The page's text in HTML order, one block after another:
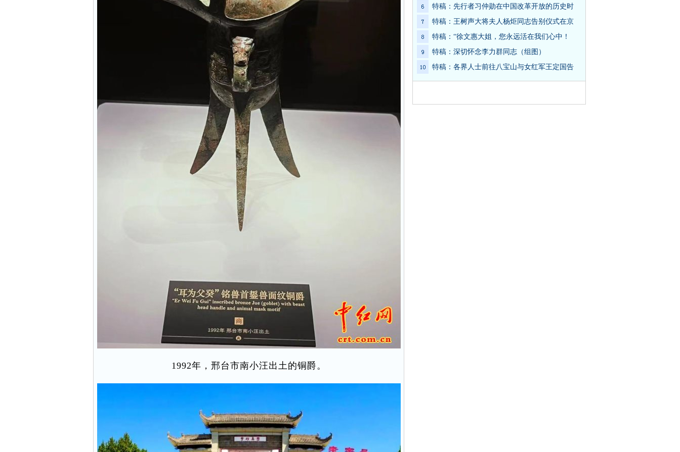
1992年，邢台市南小汪出土的铜爵。
特稿：先行者习仲勋在中国改革开放的历史时
特稿：王树声大将夫人杨炬同志告别仪式在京
特稿：“徐文惠大姐，您永远活在我们心中！
特稿：深切怀念李力群同志（组图）
特稿：各界人士前往八宝山与女红军王定国告